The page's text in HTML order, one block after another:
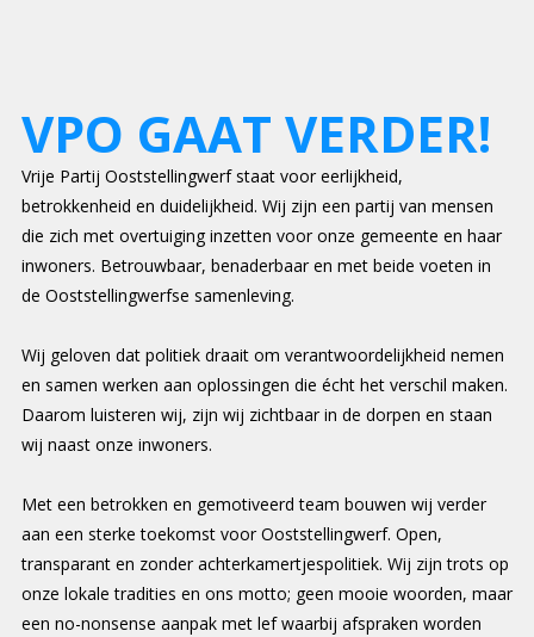
VPO GAAT VERDER!
Vrije Partij Ooststellingwerf staat voor eerlijkheid,
betrokkenheid en duidelijkheid. Wij zijn een partij van mensen
die zich met overtuiging inzetten voor onze gemeente en haar
inwoners. Betrouwbaar, benaderbaar en met beide voeten in
de Ooststellingwerfse samenleving.
Wij geloven dat politiek draait om verantwoordelijkheid nemen
en samen werken aan oplossingen die écht het verschil maken.
Daarom luisteren wij, zijn wij zichtbaar in de dorpen en staan
wij naast onze inwoners.
Met een betrokken en gemotiveerd team bouwen wij verder
aan een sterke toekomst voor Ooststellingwerf. Open,
transparant en zonder achterkamertjespolitiek. Wij zijn trots op
onze lokale tradities en ons motto; geen mooie woorden, maar
een no-nonsense aanpak met lef waarbij afspraken worden